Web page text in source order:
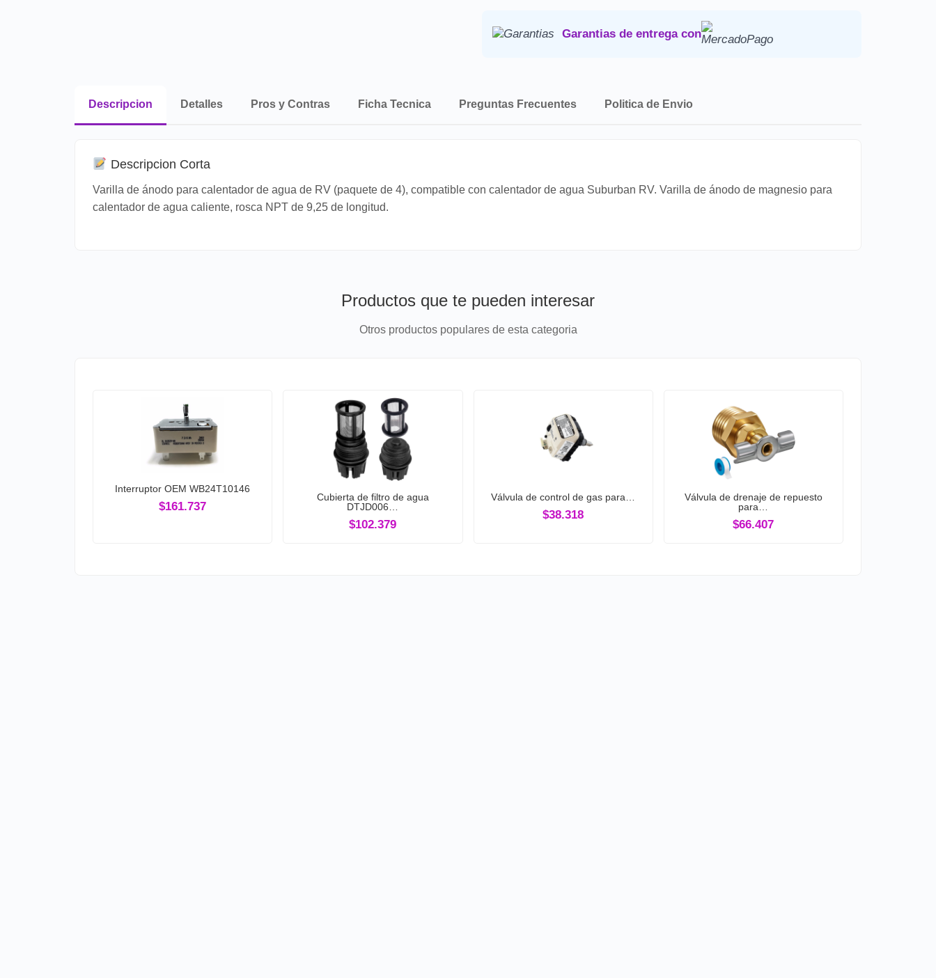
Consulta nuestra
Garantias de entrega con
Descripcion Detalles Pros y Contras Ficha Tecnica Preguntas Frecuentes Politica de Envio
Descripcion Corta
Varilla de ánodo para calentador de agua de RV (paquete de 4), compatible con calentador de agua Suburban RV. Varilla de ánodo de magnesio para
calentador de agua caliente, rosca NPT de 9,25 de longitud.
Productos que te pueden interesar
Otros productos populares de esta categoria
Interruptor OEM WB24T10146
$161.737
Cubierta de filtro de agua
DTJD006…
$102.379
Válvula de control de gas para…
$38.318
Válvula de drenaje de repuesto
para…
$66.407